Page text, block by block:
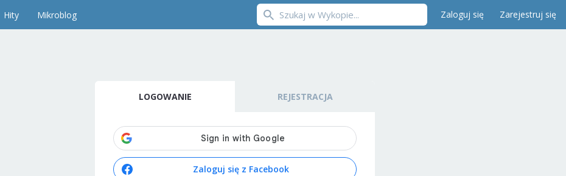
Hity Mikroblog Zaloguj się Zarejestruj się
LOGOWANIE REJESTRACJA
Zaloguj się z Facebook